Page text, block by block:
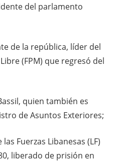
del parlamento
de la república, líder del
(FPM) que regresó del
quien también es
de Asuntos Exteriores;
Fuerzas Libanesas (LF)
liberado de prisión en